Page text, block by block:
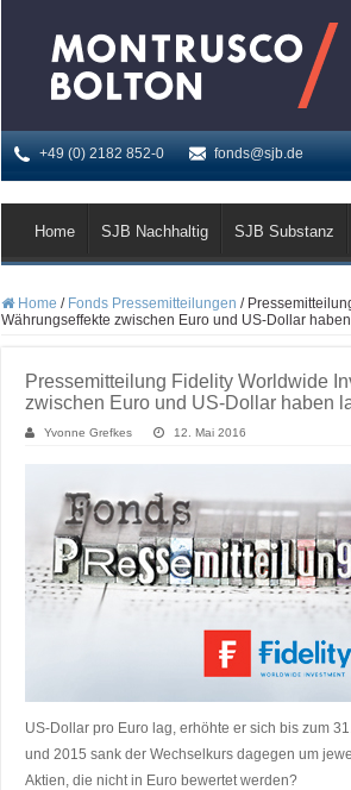
+49 (0) 2182 852-0 fonds@sjb.de
Home SJB Nachhaltig SJB Substanz
Home / Fonds Pressemitteilungen /
Währungseffekte zwischen Euro und US-Dollar
Pressemitteilung Fidelity Worldwide
zwischen Euro und US-Dollar haben
Yvonne Grefkes 12. Mai 2016
US-Dollar pro Euro lag, erhöhte er sich bis zum
und 2015 sank der Wechselkurs dagegen um
Aktien, die nicht in Euro bewertet werden?